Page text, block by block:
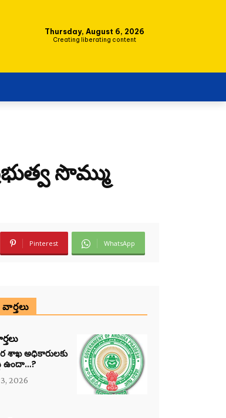
Thursday, August 6, 2026
Creating liberating content
సొమ్ము
Pinterest WhatsApp
అధికారులకు
ఉందా…?
2026